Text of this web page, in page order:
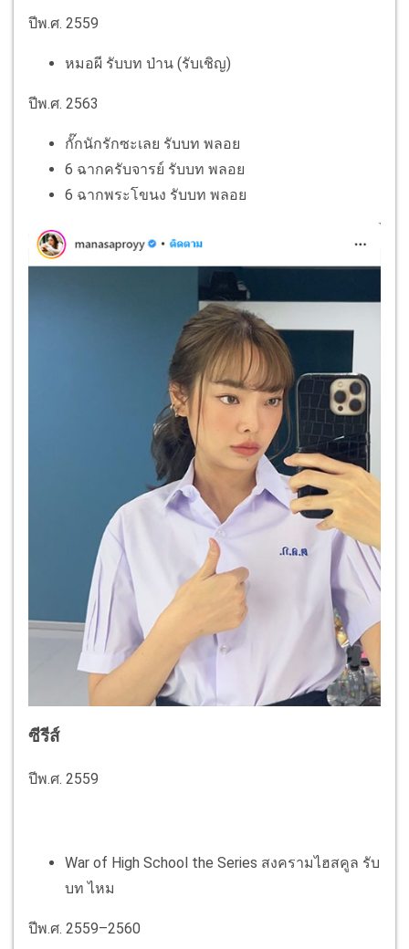
ปีพ.ศ. 2559
หมอผี รับบท ป่าน (รับเชิญ)
ปีพ.ศ. 2563
กั๊กนักรักซะเลย รับบท พลอย
6 ฉากครับจารย์ รับบท พลอย
6 ฉากพระโขนง รับบท พลอย
ซีรีส์
ปีพ.ศ. 2559
War of High School the Series สงครามไฮสคูล รับ
บท ไหม
ปีพ.ศ. 2559–2560